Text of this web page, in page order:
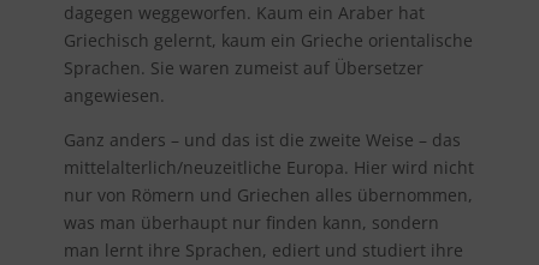
dagegen weggeworfen. Kaum ein Araber hat
Griechisch gelernt, kaum ein Grieche orientalische
Sprachen. Sie waren zumeist auf Übersetzer
angewiesen.
Ganz anders – und das ist die zweite Weise – das
mittelalterlich/neuzeitliche Europa. Hier wird nicht
nur von Römern und Griechen alles übernommen,
was man überhaupt nur finden kann, sondern
man lernt ihre Sprachen, ediert und studiert ihre